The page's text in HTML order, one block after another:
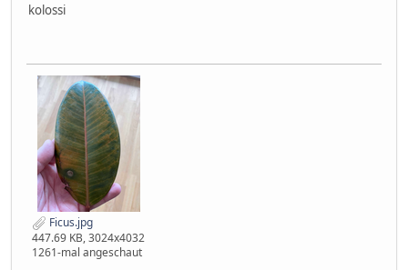
kolossi
Ficus.jpg
447.69 KB, 3024x4032
1261-mal angeschaut